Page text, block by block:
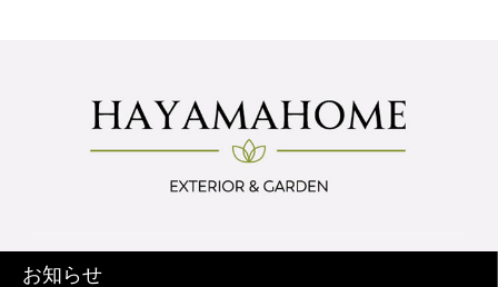
お知らせ